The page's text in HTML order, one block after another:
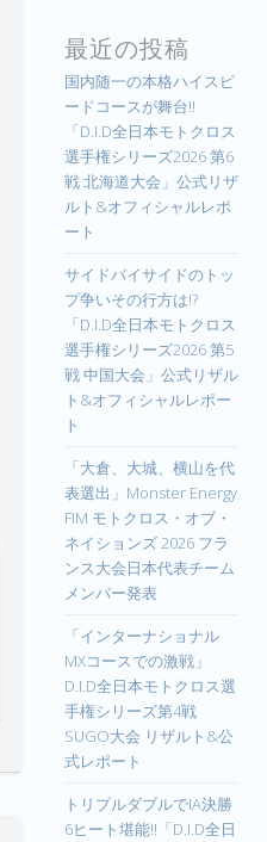
最近の投稿
国内随一の本格ハイスピ
ードコースが舞台!!
「D.I.D全日本モトクロス
選手権シリーズ2026 第6
戦 北海道大会」公式リザ
ルト&オフィシャルレポ
ート
サイドバイサイドのトッ
プ争いその行方は!?
「D.I.D全日本モトクロス
選手権シリーズ2026 第5
戦 中国大会」公式リザル
ト&オフィシャルレポー
ト
「大倉、大城、横山を代
表選出」Monster Energy
FIM モトクロス・オブ・
ネイションズ 2026 フラ
ンス大会日本代表チーム
メンバー発表
「インターナショナル
MXコースでの激戦」
D.I.D全日本モトクロス選
手権シリーズ第4戦
SUGO大会 リザルト&公
式レポート
トリプルダブルでIA決勝
6ヒート堪能!!「D.I.D全日